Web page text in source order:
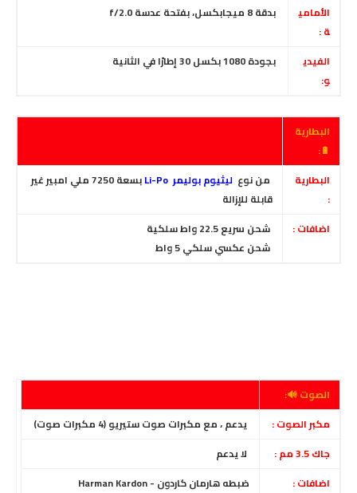
الأمامي
ة :
بدقة 8 ميجابكسل، بفتحة عدسة f/2.0
الفيدي
و:
بجودة
البطارية
🔋:
البطارية
:
من نوع ليثيوم بوليمر Li-Po
بسعة 7250 ملي امبير غير
قابلة للإزالة
اضافات :
شحن سريع 22.5 واط سلكية
شحن عكسي سلكي5 واط
الصوت 🔊:
مكبر الصوت :
يدعم ، مع مكبرات صوت ستيريو (4 مكبرات صوت)
جاك 3.5 مم :
لا يدعم
اضافات :
ضبطه هارمان كاردون - Harman Kardon